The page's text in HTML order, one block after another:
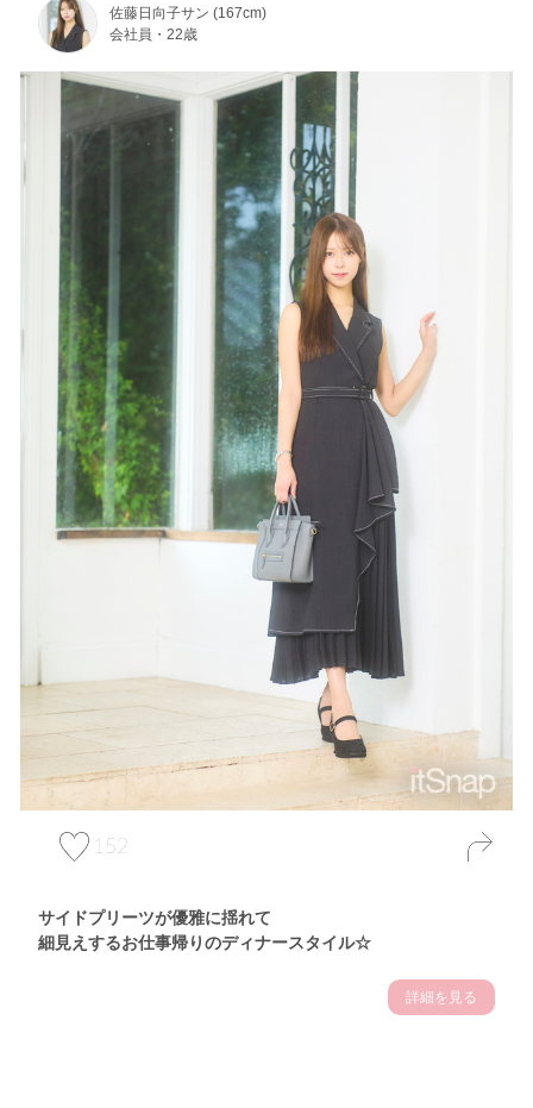
佐藤日向子サン (167cm)
会社員・22歳
152
サイドプリーツが優雅に揺れて
細見えするお仕事帰りのディナースタイル☆
詳細を見る